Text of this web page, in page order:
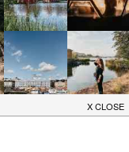
consectetur
mattis
leo metus nec
dictum libero et
eleifend purus.
Fusce iaculis